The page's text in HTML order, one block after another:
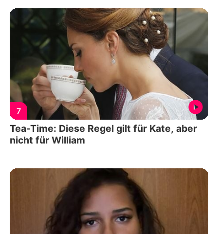
7
Tea-Time: Diese Regel gilt für Kate, aber
nicht für William